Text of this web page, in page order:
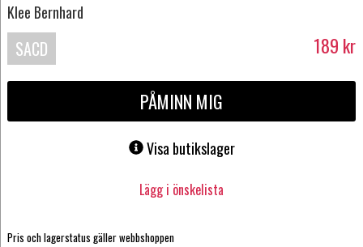
Klee Bernhard
SACD 189 kr
PÅMINN MIG
Visa butikslager
Lägg i önskelista
Pris och lagerstatus gäller webbshoppen